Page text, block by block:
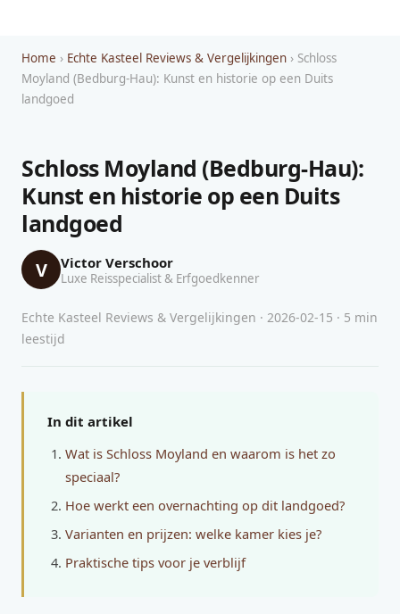
Home › Echte Kasteel Reviews & Vergelijkingen › Schloss
Moyland (Bedburg-Hau): Kunst en historie op een Duits
landgoed
Schloss Moyland (Bedburg-Hau):
Kunst en historie op een Duits
landgoed
V Victor Verschoor
Luxe Reisspecialist & Erfgoedkenner
Echte Kasteel Reviews & Vergelijkingen · 2026-02-15 · 5 min
leestijd
In dit artikel
Wat is Schloss Moyland en waarom is het zo
speciaal?
Hoe werkt een overnachting op dit landgoed?
Varianten en prijzen: welke kamer kies je?
Praktische tips voor je verblijf